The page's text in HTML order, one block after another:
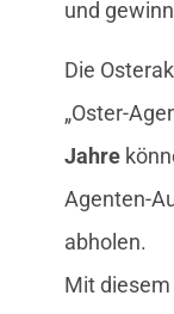
und
Die
„Oster-
Jahre
Agenten-
abholen.
Mit